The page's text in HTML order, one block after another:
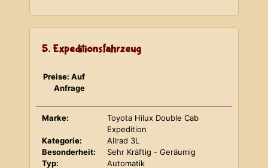
5. Expeditionsfahrzeug
Preise: Auf
Anfrage
Marke:
Toyota Hilux Double Cab
Expedition
Kategorie:
Allrad 3L
Besonderheit:
Sehr Kräftig - Geräumig
Typ:
Automatik